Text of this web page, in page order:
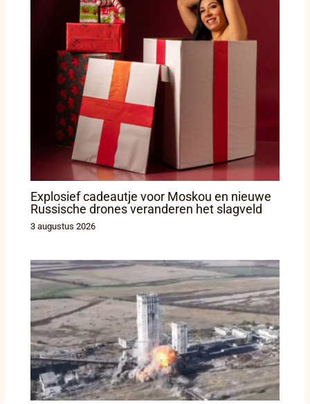
Explosief cadeautje voor Moskou en nieuwe
Russische drones veranderen het slagveld
3 augustus 2026